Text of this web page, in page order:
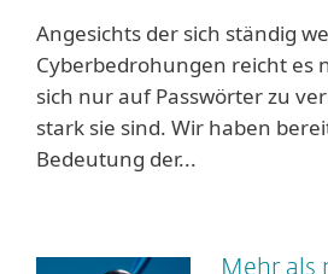
Angesichts der sich ständig
Cyberbedrohungen reicht es
sich nur auf Passwörter zu
stark sie sind. Wir haben
Bedeutung der...
Mehr als